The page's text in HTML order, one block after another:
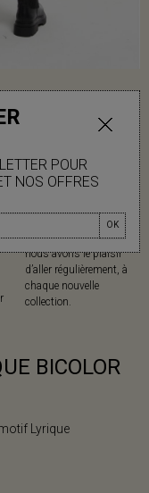
POUR
NOS OFFRES
OK
MADE IN
des ateliers locaux
indiens, dans lesquels
nous avons le plaisir
d’aller régulièrement, à
chaque nouvelle
collection.
BICOLOR
Lyrique